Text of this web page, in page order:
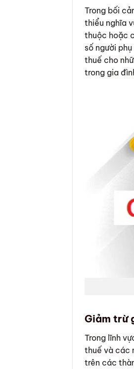
Trong bối
thiểu nghĩa
thuộc hoặc
số người
thuế cho
trong gia
Giảm trừ
Trong lĩnh
thuế và các
trên các